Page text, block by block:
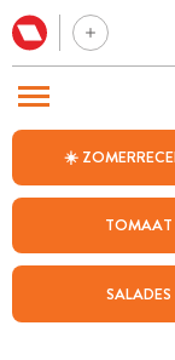
☀️
TOMAAT
SALADES
BEZOEK ONZE ANDERE
WEEKMENU
CHAT MET MAIA